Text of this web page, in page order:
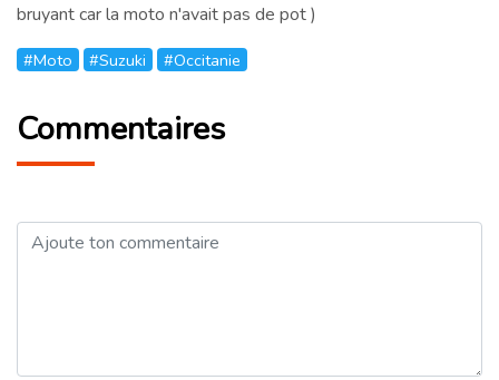
bruyant car la moto n'avait pas de pot )
#Moto #Suzuki #Occitanie
Commentaires